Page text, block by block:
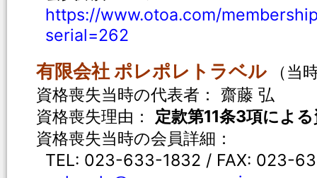
https://www.otoa.com/
serial=262
有限会社 ポレポレトラベル
（当
資格喪失当時の代表者： 齋藤 弘
資格喪失理由： 定款第11条3項によ
資格喪失当時の会員詳細：
TEL: 023-633-1832 / FAX: 023-